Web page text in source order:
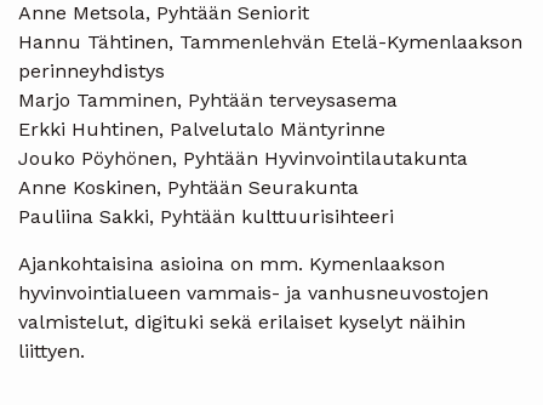
Anne Metsola, Pyhtään Seniorit
Hannu Tähtinen, Tammenlehvän Etelä-Kymenlaakson
perinneyhdistys
Marjo Tamminen, Pyhtään terveysasema
Erkki Huhtinen, Palvelutalo Mäntyrinne
Jouko Pöyhönen, Pyhtään Hyvinvointilautakunta
Anne Koskinen, Pyhtään Seurakunta
Pauliina Sakki, Pyhtään kulttuurisihteeri
Ajankohtaisina asioina on mm. Kymenlaakson
hyvinvointialueen vammais- ja vanhusneuvostojen
valmistelut, digituki sekä erilaiset kyselyt näihin
liittyen.